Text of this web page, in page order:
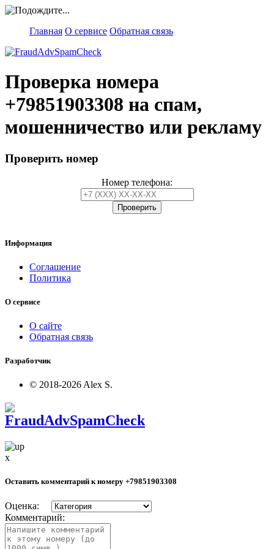
Главная О сервисе Обратная связь
Проверка номера
+79851903308 на спам,
мошенничество или рекламу
Проверить номер
Номер телефона:
Информация
Соглашение
Политика
О сервисе
О сайте
Обратная связь
Разработчик
© 2018-2026 Alex S.
x
Оставить комментарий к номеру +79851903308
Оценка:
Комментарий: